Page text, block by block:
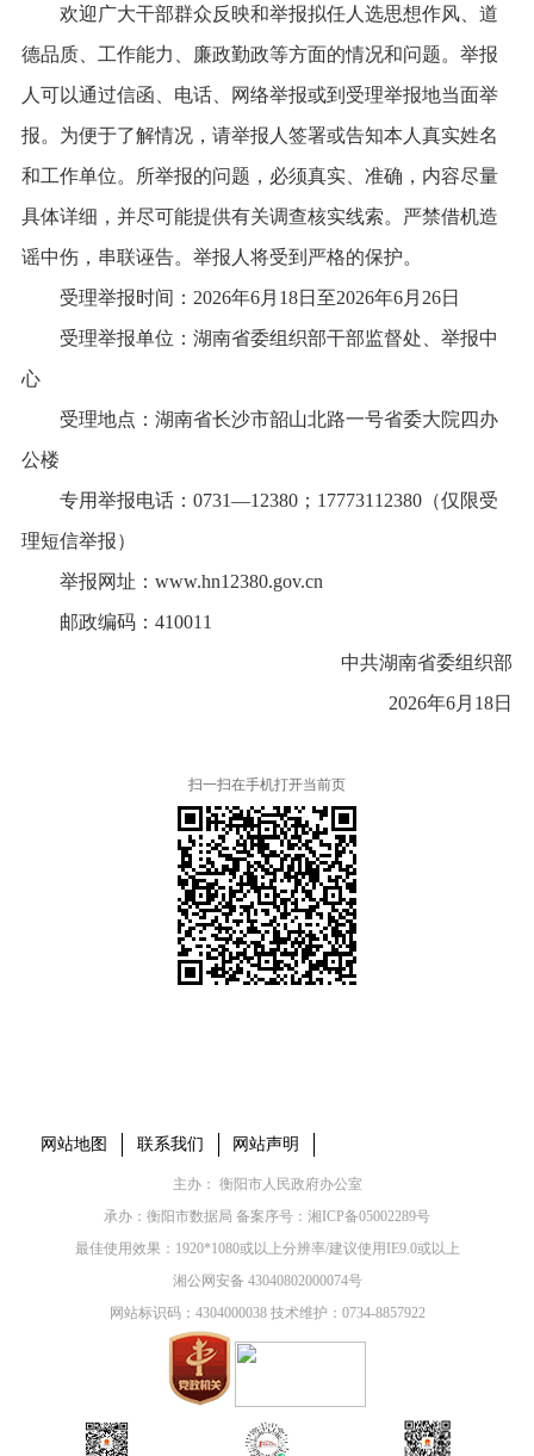
欢迎广大干部群众反映和举报拟任人选思想作风、道
德品质、工作能力、廉政勤政等方面的情况和问题。举报
人可以通过信函、电话、网络举报或到受理举报地当面举
报。为便于了解情况，请举报人签署或告知本人真实姓名
和工作单位。所举报的问题，必须真实、准确，内容尽量
具体详细，并尽可能提供有关调查核实线索。严禁借机造
谣中伤，串联诬告。举报人将受到严格的保护。
受理举报时间：2026年6月18日至2026年6月26日
受理举报单位：湖南省委组织部干部监督处、举报中
心
受理地点：湖南省长沙市韶山北路一号省委大院四办
公楼
专用举报电话：0731—12380；17773112380（仅限受
理短信举报）
举报网址：www.hn12380.gov.cn
邮政编码：410011
中共湖南省委组织部
2026年6月18日
扫一扫在手机打开当前页
网站地图 联系我们 网站声明
主办： 衡阳市人民政府办公室
承办：衡阳市数据局 备案序号： 湘ICP备05002289号
最佳使用效果：1920*1080或以上分辨率/建议使用IE9.0或以上
湘公网安备 43040802000074号
网站标识码：4304000038 技术维护：0734-8857922